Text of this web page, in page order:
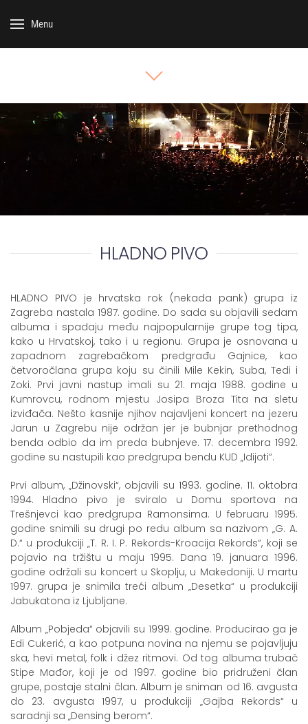
Menu
HLADNO PIVO
HLADNO PIVO je hrvatska rok (nekada pank) grupa iz
Zagreba nastala 1987. godine. Do sada su objavili sedam
albuma i spadaju među najpopularnije grupe tog tipa,
kako u Hrvatskoj, tako i u regionu. Grupa je osnovana u
zapadnom zagrebačkom predgrađu Gajnice, kao
četvoročlana grupa koju su činili Mile Kekin, Suba, Tedi i
Zoki. Prvi javni nastup imali su 21. maja 1988. godine u
Kumrovcu, rodnom mjestu Josipa Broza Tita na sletu
izviđača. Nešto kasnije njihov najavljeni koncert na jezeru
Jarun u Zagrebu nije održan jer je bubnjar prethodnog
benda odbio da im preda bubnjeve. 17. decembra 1992.
godine su nastupili kao predgrupa bendu KUD „Idijoti“.
Prvi album, „Džinovski“, objavili su 1993. godine. 11. oktobra
1994. Hladno pivo je sviralo u Domu sportova na
Trešnjevci kao predgrupa Ramonsima. U februaru 1995.
godine snimili su drugi po redu album sa nazivom „G. A.
D.“ u produkciji „T. R. I. P. Rekords-Kroacija Rekords“, koji se
pojavio na tržištu u maju 1995. Dana 19. januara 1996.
godine održali su koncert u Skoplju, u Makedoniji. U martu
1997. grupa je snimila treći album „Desetka“ u produkciji
Jabukatona iz Ljubljane.
Album „Pobjeda“ objavili su 1999. godine. Producirao ga je
Edi Cukerić, a kao potpuna novina na njemu se pojavljuju
ska, hevi metal, folk i džez ritmovi. Od tog albuma trubač
Stipe Mađor, koji je od 1997. godine bio pridruženi član
grupe, postaje stalni član. Album je sniman od 16. avgusta
do 23. avgusta 1997, u produkciji „Gajba Rekords“ u
saradnji sa „Densing berom“.